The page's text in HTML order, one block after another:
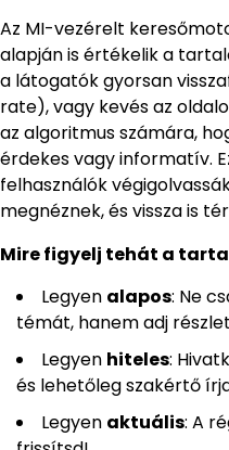
Az MI-vezérelt
alapján is értékelik a
a látogatók gyorsan
rate), vagy kevés az
az algoritmus számára,
érdekes vagy informatív.
felhasználók
megnéznek, és vissza is
Mire figyelj tehát a
Legyen alapos: Ne
témát, hanem adj
Legyen hiteles:
és lehetőleg szakértő
Legyen aktuális: A